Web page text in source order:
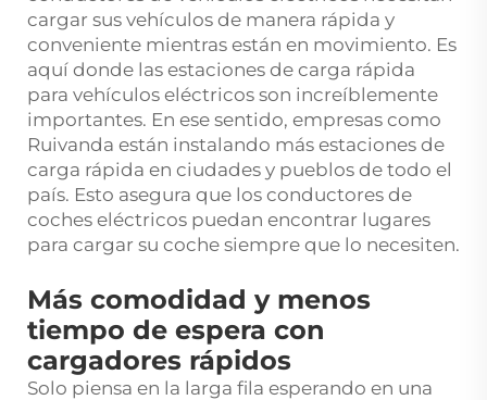
cargar sus vehículos de manera rápida y
conveniente mientras están en movimiento. Es
aquí donde las estaciones de carga rápida
para vehículos eléctricos son increíblemente
importantes. En ese sentido, empresas como
Ruivanda están instalando más estaciones de
carga rápida en ciudades y pueblos de todo el
país. Esto asegura que los conductores de
coches eléctricos puedan encontrar lugares
para cargar su coche siempre que lo necesiten.
Más comodidad y menos
tiempo de espera con
cargadores rápidos
Solo piensa en la larga fila esperando en una